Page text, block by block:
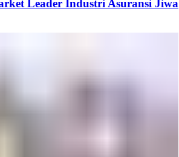
Leader Industri Asuransi Jiwa